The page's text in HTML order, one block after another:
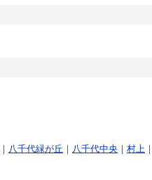
｜ 八千代緑が丘 ｜ 八千代中央 ｜ 村上 ｜